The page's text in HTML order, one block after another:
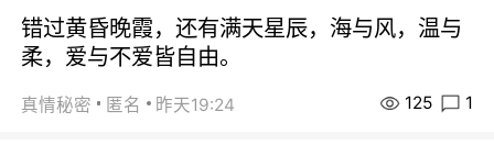
错过黄昏晚霞，还有满天星辰，海与风，温与
柔，爱与不爱皆自由。
真情秘密 匿名 昨天19:24 125 1